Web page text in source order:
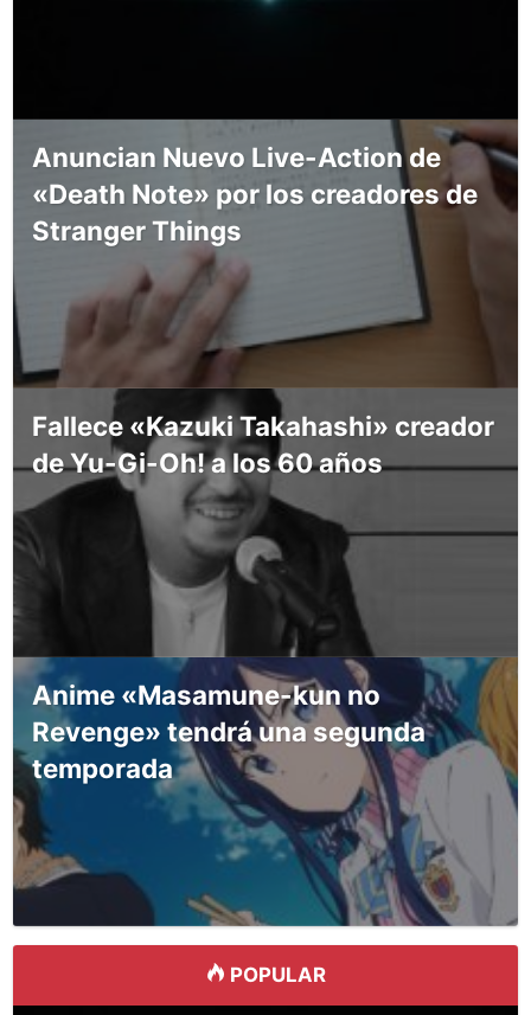
Anuncian Nuevo Live-Action de
«Death Note» por los creadores de
Stranger Things
Fallece «Kazuki Takahashi» creador
de Yu-Gi-Oh! a los 60 años
Anime «Masamune-kun no
Revenge» tendrá una segunda
temporada
POPULAR